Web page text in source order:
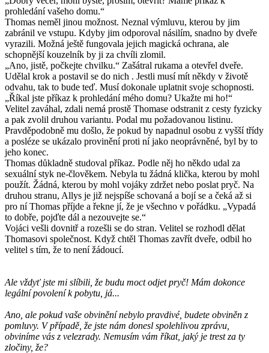
prohledání vašeho domu.“
Thomas neměl jinou možnost. Neznal výmluvu, kterou by jim
zabránil ve vstupu. Kdyby jim odporoval násilím, snadno by dveře
vyrazili. Možná ještě fungovala jejich magická ochrana, ale
schopnější kouzelník by ji za chvíli zlomil.
„Ano, jistě, počkejte chvilku.“ Zašátral rukama a otevřel dveře.
Udělal krok a postavil se do nich . Jestli musí mít někdy v životě
odvahu, tak to bude teď. Musí dokonale uplatnit svoje schopnosti.
„Říkal jste příkaz k prohledání mého domu? Ukažte mi ho!“
Velitel zaváhal, zdali nemá prostě Thomase odstranit z cesty fyzicky
a pak zvolil druhou variantu. Podal mu požadovanou listinu.
Pravděpodobně mu došlo, že pokud by napadnul osobu z vyšší třídy
a posléze se ukázalo provinění proti ní jako neoprávněné, byl by to
jeho konec.
Thomas důkladně studoval příkaz. Podle něj ho někdo udal za
sexuální styk ne-člověkem. Nebyla tu žádná klička, kterou by mohl
použít. Žádná, kterou by mohl vojáky zdržet nebo poslat pryč. Na
druhou stranu, Allys je již nejspíše schovaná a bojí se a čeká až si
pro ní Thomas příjde a řekne jí, že je všechno v pořádku. „Vypadá
to dobře, pojďte dál a nezouvejte se.“
Vojáci vešli dovnitř a rozešli se do stran. Velitel se rozhodl dělat
Thomasovi společnost. Když chtěl Thomas zavřít dveře, odbil ho
velitel s tím, že to není žádoucí.
Ale vždyť jste mi slíbili, že budu moct odjet pryč! Mám dokonce
legální povolení k pobytu, já...
Ano, ale pokud vaše obvinění nebylo pravdivé, budete obviněn z
pomluvy. V případě, že jste nám donesl spolehlivou zprávu,
obviníme vás z velezrady. Nemusím vám říkat, jaký je trest za ty
zločiny, že?